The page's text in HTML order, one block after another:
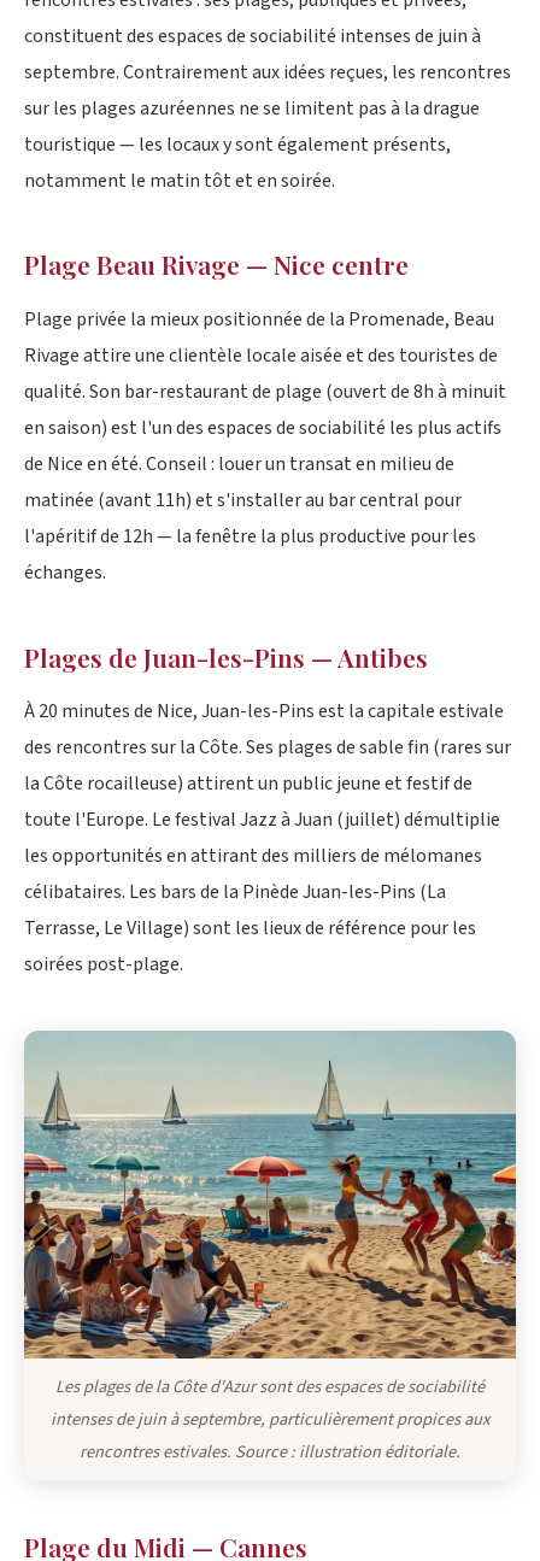
constituent des espaces de sociabilité intenses de juin à
septembre. Contrairement aux idées reçues, les rencontres
sur les plages azuréennes ne se limitent pas à la drague
touristique — les locaux y sont également présents,
notamment le matin tôt et en soirée.
Plage Beau Rivage — Nice centre
Plage privée la mieux positionnée de la Promenade, Beau
Rivage attire une clientèle locale aisée et des touristes de
qualité. Son bar-restaurant de plage (ouvert de 8h à minuit
en saison) est l'un des espaces de sociabilité les plus actifs
de Nice en été. Conseil : louer un transat en milieu de
matinée (avant 11h) et s'installer au bar central pour
l'apéritif de 12h — la fenêtre la plus productive pour les
échanges.
Plages de Juan-les-Pins — Antibes
À 20 minutes de Nice, Juan-les-Pins est la capitale estivale
des rencontres sur la Côte. Ses plages de sable fin (rares sur
la Côte rocailleuse) attirent un public jeune et festif de
toute l'Europe. Le festival Jazz à Juan (juillet) démultiplie
les opportunités en attirant des milliers de mélomanes
célibataires. Les bars de la Pinède Juan-les-Pins (La
Terrasse, Le Village) sont les lieux de référence pour les
soirées post-plage.
Les plages de la Côte d'Azur sont des espaces de sociabilité
intenses de juin à septembre, particulièrement propices aux
rencontres estivales. Source : illustration éditoriale.
Plage du Midi — Cannes